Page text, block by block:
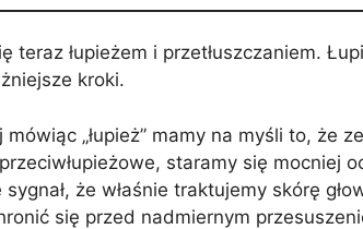
teraz łupieżem i przetłuszczaniem.
kroki.
mówiąc „łupież” mamy na myśli to, że
staramy się mocniej
sygnał, że właśnie traktujemy skórę
się przed nadmiernym